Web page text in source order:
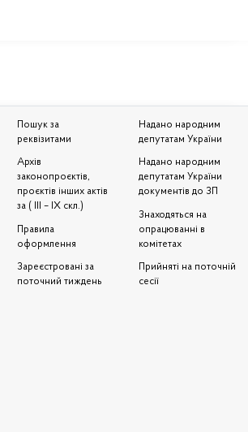
Пошук за
реквізитами
Архів
законопроєктів,
проєктів інших актів
за ( III – IX скл.)
Правила
оформлення
Зареєстровані за
поточний тиждень
Надано народним
депутатам України
Надано народним
депутатам України
документів до ЗП
Знаходяться на
опрацюванні в
комітетах
Прийняті на поточній
сесії